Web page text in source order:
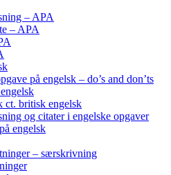
– APA
– APA
på engelsk – do’s and don’ts
ct. britisk engelsk
og citater i engelske opgaver
engelsk
– særskrivning